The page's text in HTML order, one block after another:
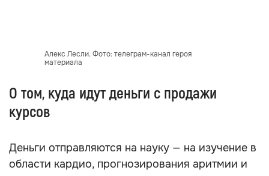
Алекс Лесли. Фото: телеграм-канал героя
материала
О том, куда идут деньги с продажи
курсов
Деньги отправляются на науку — на изучение в
области кардио, прогнозирования аритмии и